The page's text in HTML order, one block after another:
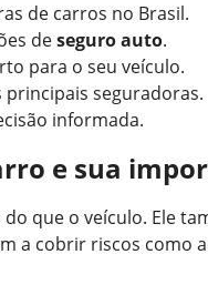
de carros no Brasil.
deseguro auto.
para o seu veículo.
seguradoras.
informada.
e sua
que o veículo. Ele
a cobrir riscos como